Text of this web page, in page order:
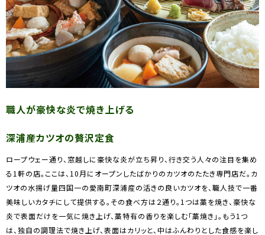
職人が豪快な炎で焼き上げる
深浦産カツオの贅沢定食
ロープウェー通り、窓越しに豪快な炎が立ち昇り、行き交う人々の注目を集め
る1軒の店。ここは、10月にオープンしたばかりのカツオのたたき専門店だ。カ
ツオの水揚げ量四国一の愛南町深浦産の活きの良いカツオを、職人技で一番
美味しいカタチにして提供する。その食べ方は２通り。1つは藁を焼き、豪快な
炎で表面だけを一気に焼き上げ、藁特有の香りを楽しむ「藁焼き」。もう1つ
は、独自の調理法で焼き上げ、表面はカリッと、中はふんわりとした食感を楽し